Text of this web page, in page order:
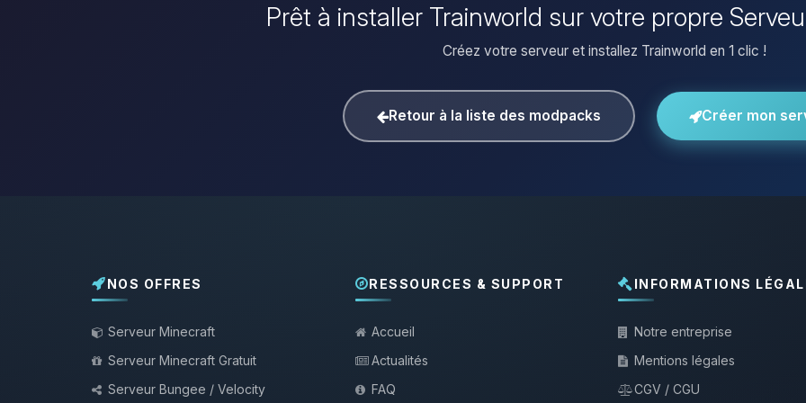
Prêt à installer Trainworld sur votre propre
Créez votre serveur et installez Trainworld en 1 clic !
Retour à la liste des modpacks Créer mon
NOS OFFRES
Serveur Minecraft
Serveur Minecraft Gratuit
Serveur Bungee / Velocity
RESSOURCES & SUPPORT
Accueil
Actualités
FAQ
INFORMATIONS
Notre entreprise
Mentions légales
CGV / CGU